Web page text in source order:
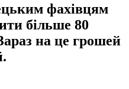
фахівцям
більше 80
на це грошей